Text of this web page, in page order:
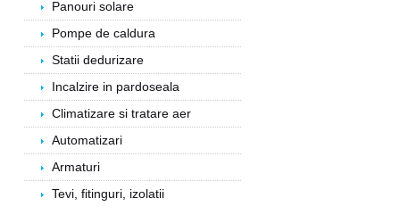
Panouri solare
Pompe de caldura
Statii dedurizare
Incalzire in pardoseala
Climatizare si tratare aer
Automatizari
Armaturi
Tevi, fitinguri, izolatii